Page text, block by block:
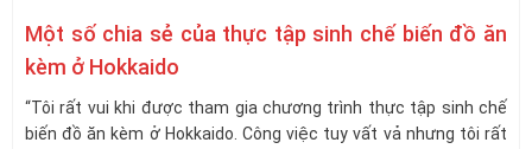
Một số chia sẻ của thực tập sinh chế biến đồ ăn
kèm ở Hokkaido
“Tôi rất vui khi được tham gia chương trình thực tập sinh chế
biến đồ ăn kèm ở Hokkaido. Công việc tuy vất vả nhưng tôi rất